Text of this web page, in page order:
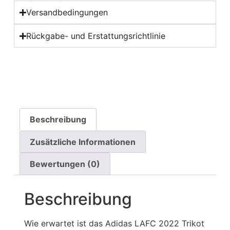
Versandbedingungen
Rückgabe- und Erstattungsrichtlinie
Beschreibung
Zusätzliche Informationen
Bewertungen (0)
Beschreibung
Wie erwartet ist das Adidas LAFC 2022 Trikot